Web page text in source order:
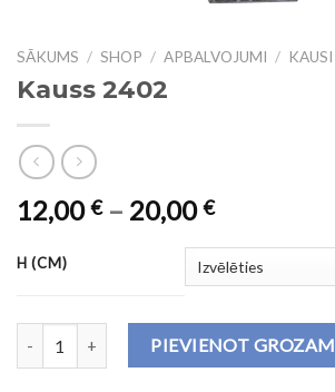
SĀKUMS / SHOP / APBALVOJUMI / KAUSI
Kauss 2402
12,00€– 20,00€
H (CM)
Kauss 2402 daudzumsPIEVIENOT GROZAM